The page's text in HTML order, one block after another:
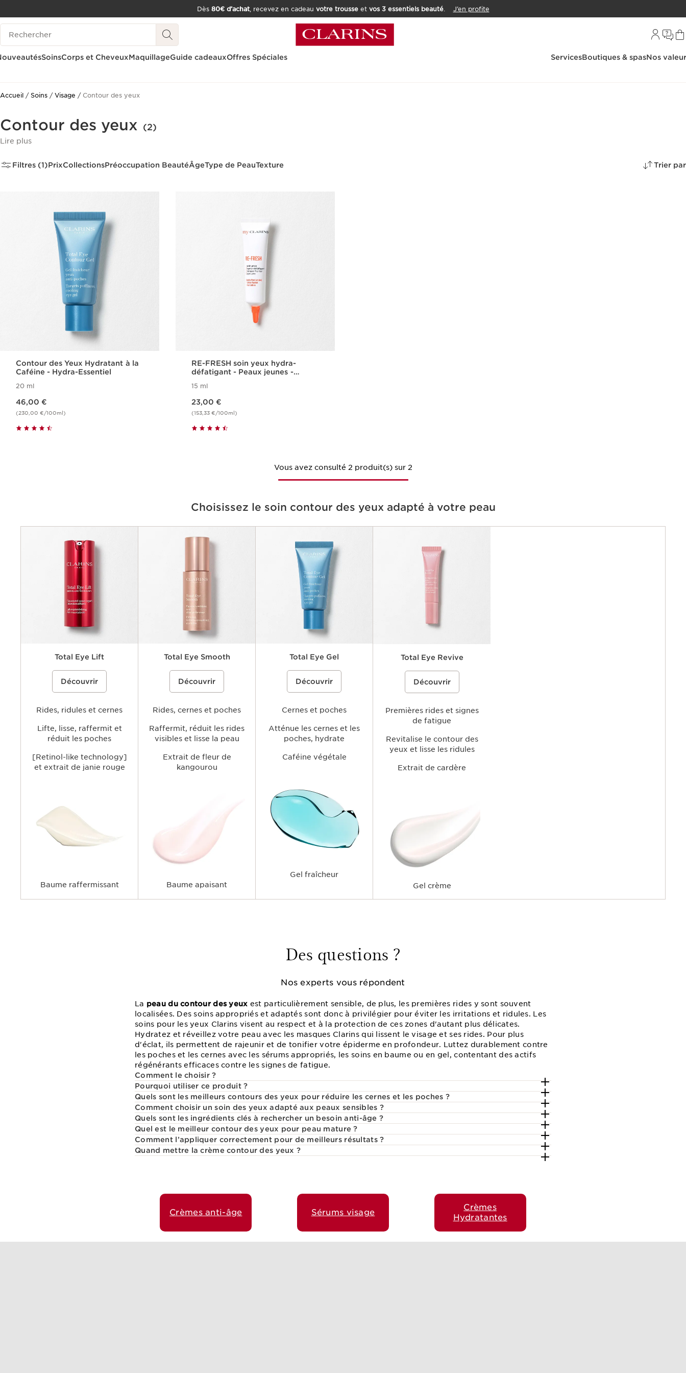
ALLER AU CONTENU
CONSULTER LE PIED DE PAGE
OUTIL D'ACCESSIBILITÉ
Dès 80€ d’achat, recevez en cadeau votre trousseet vos 3 essentiels beauté. J’en profite
Historique des recherches
SoinsCorps et CheveuxMaquillageGuide cadeauxOffres Spéciales ServicesBoutiques & spasNos
Accueil Soins Visage Contour des yeux
Contour des yeux (2)
Lire plus
Filtres (1)PrixCollectionsPréoccupation BeautéÂgeType de PeauTexture Trier par
Contour des Yeux Hydratant à la
Caféine - Hydra-Essentiel
20 ml
46,00 €
(230,00 €/100ml)
RE-FRESH soin yeux hydra-
défatigant - Peaux jeunes -
15 ml
23,00 €
(153,33 €/100ml)
Vous avez consulté 2 produit(s) sur 2
Choisissez le soin contour des yeux adapté à votre peau
Préoccupations
Total Eye Lift
Une crème pour les yeux
rechargeable qui aide à lifter et
cernes et les poches, pour un regard
%{Product=80112544 price}%
Découvrir
Rides, ridules et cernes
Lifte, lisse, raffermit et
réduit les poches
[Retinol-like technology]
et extrait de janie rouge
Baume raffermissant
Total Eye Smooth
Un baume lissant pour le contour des
yeux qui aide à réduire visiblement
des yeux pour un regard plus frais et
%{Product=80081843 price}%
Découvrir
Rides, cernes et poches
Raffermit, réduit les rides
visibles et lisse la peau
Extrait de fleur de
kangourou
Baume apaisant
Total Eye Gel
Un gel contour des yeux rafraîchissant
et léger qui aide à réduire visiblement
regard plus lumineux et plus éveillé.
%{Product=80081840 price}%
Découvrir
Cernes et poches
Atténue les cernes et les
poches, hydrate
Caféine végétale
Gel fraîcheur
Total Eye Revive
Un gel-crème anti-fatigue pour les
yeux qui aide à réduire visiblement
pour un regard plus lumineux et plus
%{Product=80119164 price}%
Découvrir
Premières rides et signes
de fatigue
Revitalise le contour des
yeux et lisse les ridules
Extrait de cardère
Gel crème
Des questions ?
Nos experts vous répondent
La peau du contour des yeux est particulièrement sensible, de plus, les premières rides y sont souvent
localisées. Des soins appropriés et adaptés sont donc à privilégier pour éviter les irritations et ridules. Les
soins pour les yeux Clarins visent au respect et à la protection de ces zones d'autant plus délicates.
Hydratez et réveillez votre peau avec les masques Clarins qui lissent le visage et ses rides. Pour plus
d'éclat, ils permettent de rajeunir et de tonifier votre épiderme en profondeur. Luttez durablement contre
les poches et les cernes avec les sérums appropriés, les soins en baume ou en gel, contentant des actifs
régénérants efficaces contre les signes de fatigue.
Comment le choisir ?
Pourquoi utiliser ce produit ?
Quels sont les meilleurs contours des yeux pour réduire les cernes et les poches ?
Comment choisir un soin des yeux adapté aux peaux sensibles ?
Quels sont les ingrédients clés à rechercher un besoin anti-âge ?
Quel est le meilleur contour des yeux pour peau mature ?
Comment l’appliquer correctement pour de meilleurs résultats ?
Quand mettre la crème contour des yeux ?
Crèmes anti-âge Sérums visage
Crèmes
Hydratantes